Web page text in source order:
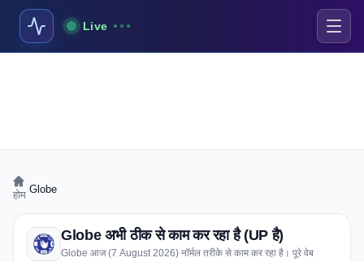
Live
होम Globe
Globe अभी ठीक से काम कर रहा है (UP है)
Globe आज (7 August 2026) नॉर्मल तरीके से काम कर रहा है। पूरे वेब